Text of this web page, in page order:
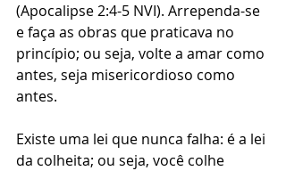
(Apocalipse 2:4-5 NVI). Arrependa-se
e faça as obras que praticava no
princípio; ou seja, volte a amar como
antes, seja misericordioso como
antes.
Existe uma lei que nunca falha: é a lei
da colheita; ou seja, você colhe